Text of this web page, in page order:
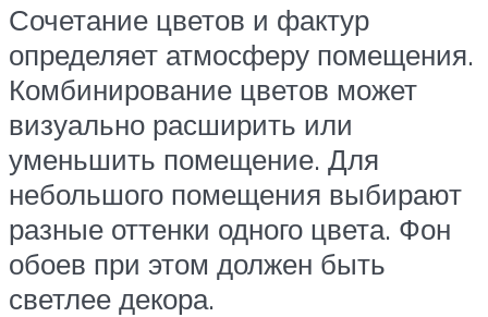
Сочетание цветов и фактур
определяет атмосферу помещения.
Комбинирование цветов может
визуально расширить или
уменьшить помещение. Для
небольшого помещения выбирают
разные оттенки одного цвета. Фон
обоев при этом должен быть
светлее декора.